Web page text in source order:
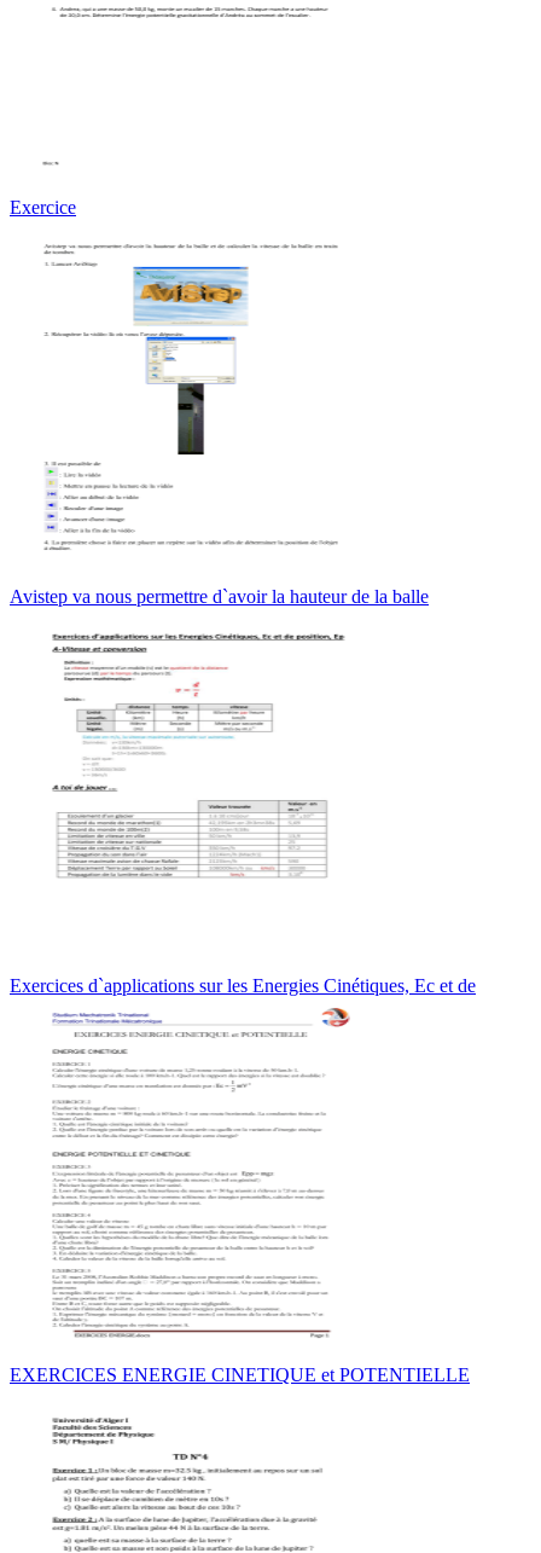
Exercice
Avistep va nous permettre d`avoir la hauteur de la balle
Exercices d`applications sur les Energies Cinétiques, Ec et de
EXERCICES ENERGIE CINETIQUE et POTENTIELLE